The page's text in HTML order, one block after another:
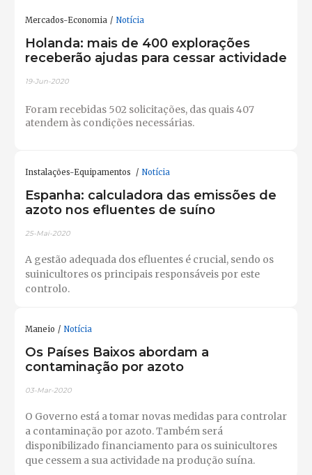
Mercados-Economia Notícia
Holanda: mais de 400 explorações
receberão ajudas para cessar actividade
19-Jun-2020
Foram recebidas 502 solicitações, das quais 407
atendem às condições necessárias.
Instalações-Equipamentos Notícia
Espanha: calculadora das emissões de
azoto nos efluentes de suíno
25-Mai-2020
A gestão adequada dos efluentes é crucial, sendo os
suinicultores os principais responsáveis ​​por este
controlo.
Maneio Notícia
Os Países Baixos abordam a
contaminação por azoto
03-Mar-2020
O Governo está a tomar novas medidas para controlar
a contaminação por azoto. Também será
disponibilizado financiamento para os suinicultores
que cessem a sua actividade na produção suína.